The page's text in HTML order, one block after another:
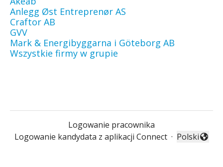
Anlegg Øst Entreprenør AS
Craftor AB
GVV
Mark & Energibyggarna i Göteborg AB
Wszystkie firmy w grupie
Logowanie pracownika
Logowanie kandydata z aplikacji Connect · Zmień język
Polski